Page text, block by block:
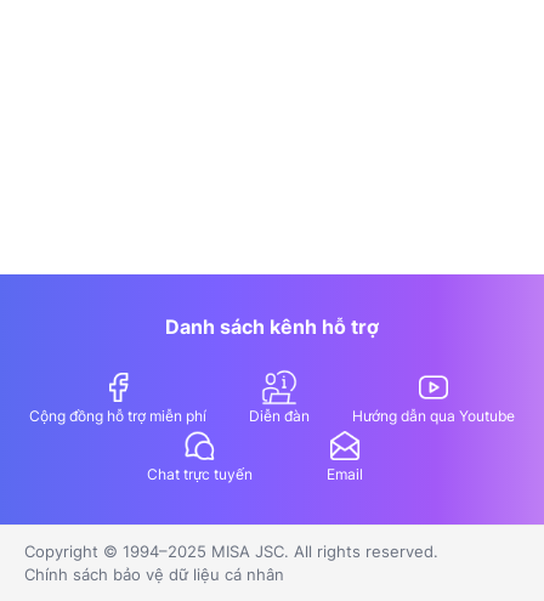
Danh sách kênh hỗ trợ
Cộng đồng hỗ trợ miễn phí Diễn đàn Hướng dẫn qua Youtube
Chat trực tuyến Email
Copyright © 1994–2025 MISA JSC. All rights reserved.
Chính sách bảo vệ dữ liệu cá nhân